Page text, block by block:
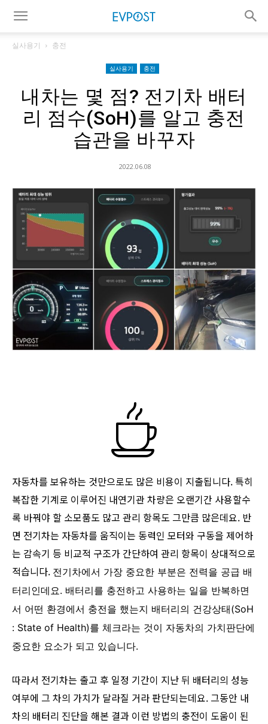
실사용기 충전
실사용기 충전
내차는 몇 점? 전기차 배터
리 점수(SoH)를 알고 충전
습관을 바꾸자
2022.06.08
자동차를 보유하는 것만으로도 많은 비용이 지출됩니다. 특히
복잡한 기계로 이루어진 내연기관 차량은 오랜기간 사용할수
록 바꿔야 할 소모품도 많고 관리 항목도 그만큼 많은데요. 반
면 전기차는 자동차를 움직이는 동력인 모터와 구동을 제어하
는 감속기 등 비교적 구조가 간단하여 관리 항목이 상대적으로
적습니다. 전기차에서 가장 중요한 부분은 전력을 공급 배
터리인데요. 배터리를 충전하고 사용하는 일을 반복하면
서 어떤 환경에서 충전을 했는지 배터리의 건강상태(SoH
: State of Health)를 체크라는 것이 자동차의 가치판단에
중요한 요소가 되고 있습니다.
따라서 전기차는 출고 후 일정 기간이 지난 뒤 배터리의 성능
여부에 그 차의 가치가 달라질 거라 판단되는데요. 그동안 내
차의 배터리 진단을 해본 결과 이런 방법의 충전이 도움이 된